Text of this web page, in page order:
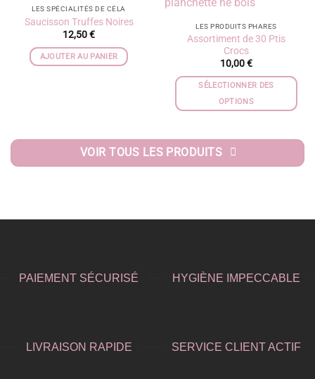
LES SPÉCIALITÉS DE CÉLA
Saucisson Truffes Noires
12,50€
AJOUTER AU PANIER
LES PRODUITS PHARES
Assortiment de 30 Ptis
Crocs
10,00€
SÉLECTIONNER DES
OPTIONS
VOIR TOUS LES PRODUITS
PAIEMENT SÉCURISÉ HYGIÈNE IMPECCABLE
LIVRAISON RAPIDE SERVICE CLIENT ACTIF